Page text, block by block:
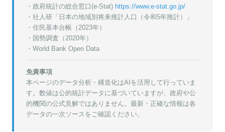
・政府統計の総合窓口(e-Stat) https://www.e-stat.go.jp/
・ 社人研「日本の地域別将来推計人口（令和5年推計）」
・ 住民基本台帳（2023年）
・ 国勢調査（2020年）
・World Bank Open Data
免責事項
本ページのデータ分析・構造化はAIを活用して行っていま
す。数値は公的統計データに基づいていますが、政府や公
的機関の公式見解ではありません。最新・正確な情報は各
データの一次ソースをご確認ください。